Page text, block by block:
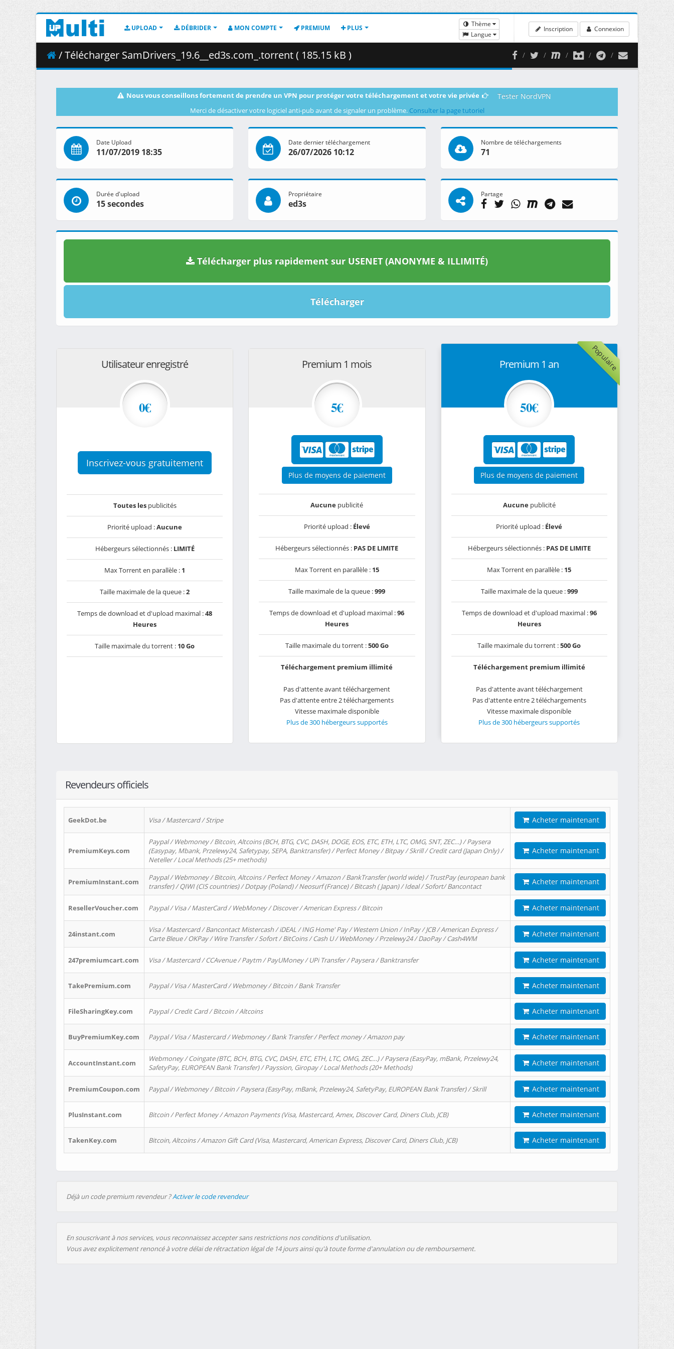
UPLOAD DÉBRIDER MON COMPTE PREMIUM PLUS
Thème
Langue
Inscription Connexion
/ Télécharger SamDrivers_19.6__ed3s.com_.torrent ( 185.15 kB )
Nous vous conseillons fortement de prendre un VPN pour protéger votre téléchargement et votre vie privée Tester NordVPN
Merci de désactiver votre logiciel anti-pub avant de signaler un problème. Consulter la page tutoriel
Date Upload
11/07/2019 18:35
Date dernier téléchargement
26/07/2026 10:12
Nombre de téléchargements
71
Durée d'upload
15 secondes
Propriétaire
ed3s
Partage
Télécharger plus rapidement sur USENET (ANONYME & ILLIMITÉ)
Télécharger
Utilisateur enregistré
0€
Inscrivez-vous gratuitement
Toutes lespublicités
Priorité upload :Aucune
Hébergeurs sélectionnés : LIMITÉ
Max Torrent en parallèle : 1
Taille maximale de la queue :2
Temps de download et d'upload maximal :48
Heures
Taille maximale du torrent : 10 Go
Premium 1 mois
5€
Plus de moyens de paiement
Aucune publicité
Priorité upload : Élevé
Hébergeurs sélectionnés : PAS DE LIMITE
Max Torrent en parallèle : 15
Taille maximale de la queue :999
Temps de download et d'upload maximal :96
Heures
Taille maximale du torrent :500 Go
Téléchargement premium illimité
Pas d'attente avant téléchargement
Pas d'attente entre 2 téléchargements
Vitesse maximale disponible
Plus de 300 hébergeurs supportés
Populaire
Premium 1 an
50€
Plus de moyens de paiement
Aucunepublicité
Priorité upload : Élevé
Hébergeurs sélectionnés : PAS DE LIMITE
Max Torrent en parallèle : 15
Taille maximale de la queue :999
Temps de download et d'upload maximal :96
Heures
Taille maximale du torrent :500 Go
Téléchargement premium illimité
Pas d'attente avant téléchargement
Pas d'attente entre 2 téléchargements
Vitesse maximale disponible
Plus de 300 hébergeurs supportés
Revendeurs officiels
GeekDot.be Visa / Mastercard / Stripe Acheter maintenant
PremiumKeys.com
Paypal / Webmoney / Bitcoin, Altcoins (BCH, BTG, CVC, DASH, DOGE, EOS, ETC, ETH, LTC, OMG, SNT, ZEC…) / Paysera
(Easypay, Mbank, Przelewy24, Safetypay, SEPA, Banktransfer) / Perfect Money / Bitpay / Skrill / Credit card (Japan Only) /
Neteller / Local Methods (25+ methods)
Acheter maintenant
PremiumInstant.com
Paypal / Webmoney / Bitcoin, Altcoins / Perfect Money / Amazon / BankTransfer (world wide) / TrustPay (european bank
transfer) / QIWI (CIS countries) / Dotpay (Poland) / Neosurf (France) / Bitcash ( Japan) / Ideal / Sofort/ Bancontact
Acheter maintenant
ResellerVoucher.com Paypal / Visa / MasterCard / WebMoney / Discover / American Express / Bitcoin Acheter maintenant
24instant.com
Visa / Mastercard / Bancontact Mistercash / iDEAL / ING Home' Pay / Western Union / InPay / JCB / American Express /
Carte Bleue / OKPay / Wire Transfer / Sofort / BitCoins / Cash U / WebMoney / Przelewy24 / DaoPay / Cash4WM
Acheter maintenant
247premiumcart.com Visa / Mastercard / CCAvenue / Paytm / PayUMoney / UPi Transfer / Paysera / Banktransfer Acheter maintenant
TakePremium.com Paypal / Visa / MasterCard / Webmoney / Bitcoin / Bank Transfer Acheter maintenant
FileSharingKey.com Paypal / Credit Card / Bitcoin / Altcoins Acheter maintenant
BuyPremiumKey.com Paypal / Visa / Mastercard / Webmoney / Bank Transfer / Perfect money / Amazon pay Acheter maintenant
AccountInstant.com
Webmoney / Coingate (BTC, BCH, BTG, CVC, DASH, ETC, ETH, LTC, OMG, ZEC…) / Paysera (EasyPay, mBank, Przelewy24,
SafetyPay, EUROPEAN Bank Transfer) / Payssion, Giropay / Local Methods (20+ Methods)
Acheter maintenant
PremiumCoupon.com Paypal / Webmoney / Bitcoin / Paysera (EasyPay, mBank, Przelewy24, SafetyPay, EUROPEAN Bank Transfer) / Skrill Acheter maintenant
PlusInstant.com Bitcoin / Perfect Money / Amazon Payments (Visa, Mastercard, Amex, Discover Card, Diners Club, JCB) Acheter maintenant
TakenKey.com Bitcoin, Altcoins / Amazon Gift Card (Visa, Mastercard, American Express, Discover Card, Diners Club, JCB) Acheter maintenant
Déjà un code premium revendeur ?Activer le code revendeur
En souscrivant à nos services, vous reconnaissez accepter sans restrictions nos conditions d'utilisation.
Vous avez explicitement renoncé à votre délai de rétractation légal de 14 jours ainsi qu'à toute forme d'annulation ou de remboursement.